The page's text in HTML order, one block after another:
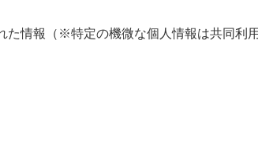
情報（※特定の機微な個人情報は共同利